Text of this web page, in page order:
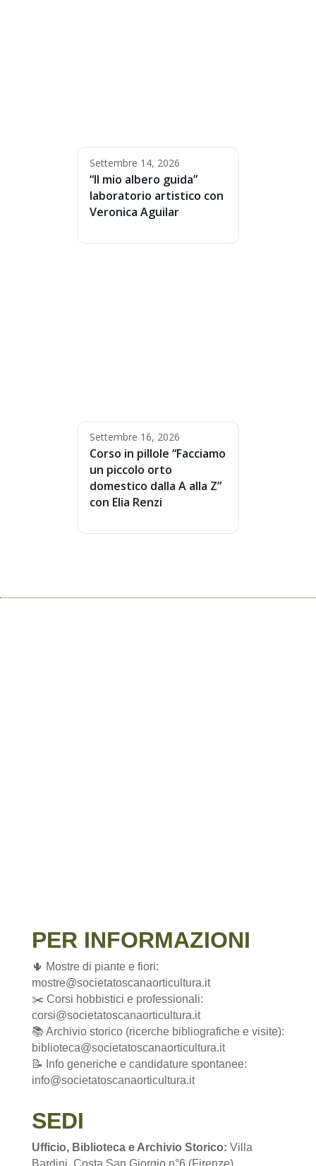
Settembre 14, 2026
“Il mio albero guida”
laboratorio artistico con
Veronica Aguilar
Settembre 16, 2026
Corso in pillole “Facciamo
un piccolo orto
domestico dalla A alla Z”
con Elia Renzi
PER INFORMAZIONI
🌵 Mostre di piante e fiori:
mostre@societatoscanaorticultura.it
✂️ Corsi hobbistici e professionali:
corsi@societatoscanaorticultura.it
📚 Archivio storico (ricerche bibliografiche e visite):
biblioteca@societatoscanaorticultura.it
📝 Info generiche e candidature spontanee:
info@societatoscanaorticultura.it
SEDI
Ufficio, Biblioteca e Archivio Storico: Villa